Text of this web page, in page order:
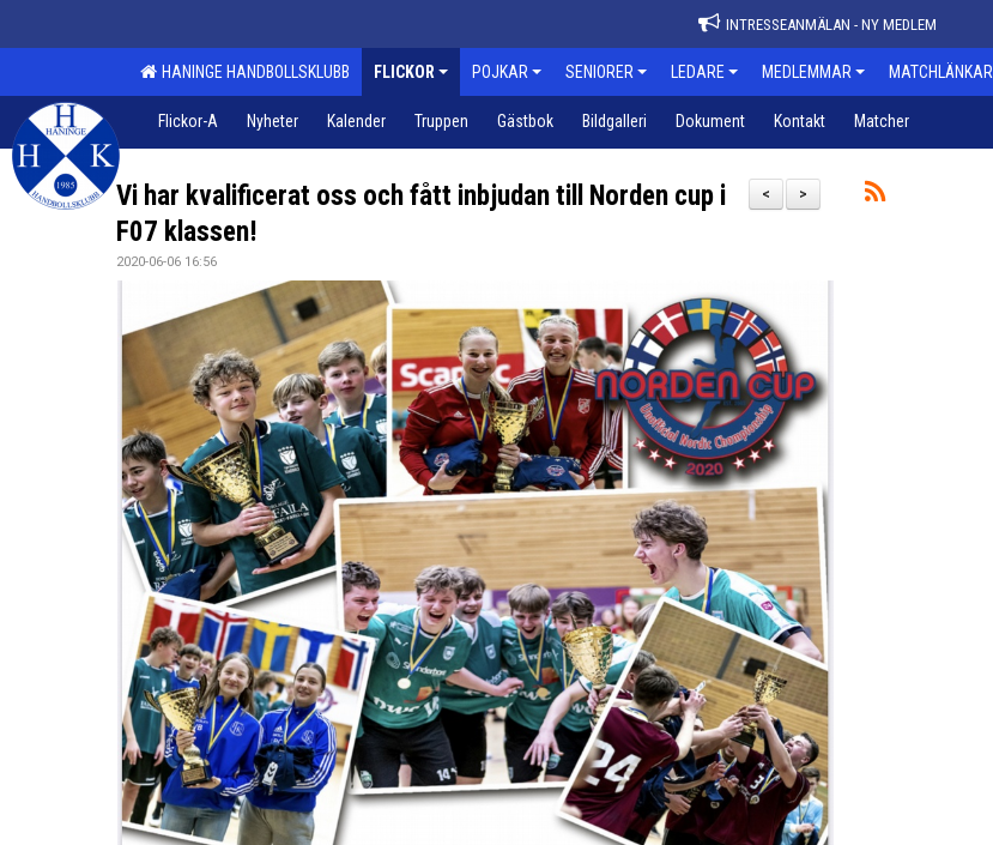
INTRESSEANMÄLAN - NY MEDLEM
HANINGE HANDBOLLSKLUBB FLICKOR POJKAR SENIORER LEDARE MEDLEMMAR MATCHLÄNKAR
Flickor-A Nyheter Kalender Truppen Gästbok Bildgalleri Dokument Kontakt Matcher
>
<
Vi har kvalificerat oss och fått inbjudan till Norden cup i
F07 klassen!
2020-06-06 16:56